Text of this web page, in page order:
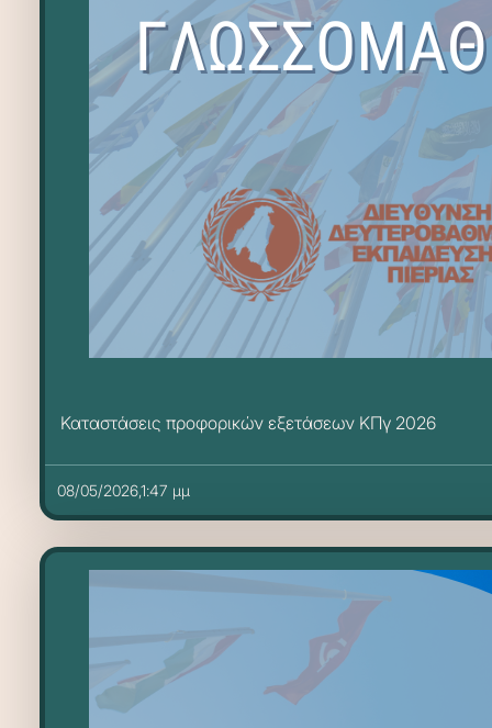
Καταστάσεις προφορικών εξετάσεων ΚΠγ 2026
08/05/2026,1:47 μμ